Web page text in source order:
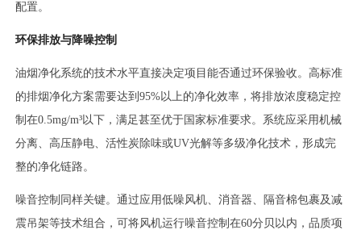
配置。
环保排放与降噪控制
油烟净化系统的技术水平直接决定项目能否通过环保验收。高标准
的排烟净化方案需要达到95%以上的净化效率，将排放浓度稳定控
制在0.5mg/m³以下，满足甚至优于国家标准要求。系统应采用机械
分离、高压静电、活性炭除味或UV光解等多级净化技术，形成完
整的净化链路。
噪音控制同样关键。通过应用低噪风机、消音器、隔音棉包裹及减
震吊架等技术组合，可将风机运行噪音控制在60分贝以内，品质项